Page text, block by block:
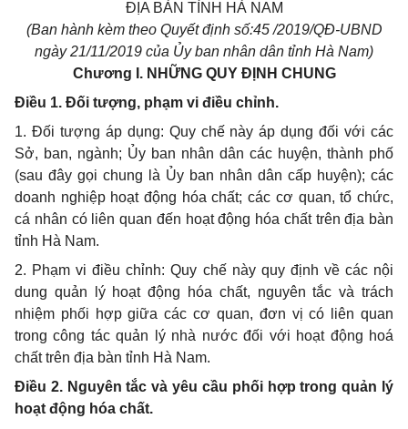
ĐỊA BÀN TỈNH HÀ NAM
(Ban hành kèm theo Quyết định số:45 /2019/QĐ-UBND
ngày 21/11/2019 của Ủy ban nhân dân tỉnh Hà Nam)
Chương I. NHỮNG QUY ĐỊNH CHUNG
Điều 1. Đối tượng, phạm vi điều chỉnh.
1. Đối tượng áp dụng: Quy chế này áp dụng đối với các
Sở, ban, ngành; Ủy ban nhân dân các huyện, thành phố
(sau đây gọi chung là Ủy ban nhân dân cấp huyện); các
doanh nghiệp hoạt động hóa chất; các cơ quan, tổ chức,
cá nhân có liên quan đến hoạt động hóa chất trên địa bàn
tỉnh Hà Nam.
2. Phạm vi điều chỉnh: Quy chế này quy định về các nội
dung quản lý hoạt động hóa chất, nguyên tắc và trách
nhiệm phối hợp giữa các cơ quan, đơn vị có liên quan
trong công tác quản lý nhà nước đối với hoạt động hoá
chất trên địa bàn tỉnh Hà Nam.
Điều 2. Nguyên tắc và yêu cầu phối hợp trong quản lý
hoạt động hóa chất.